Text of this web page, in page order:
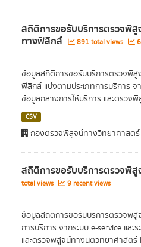
สถิติการขอรับบริการตรวจพิ
ทางฟิสิกส์ 891 total views
ข้อมูลสถิติการขอรับบริการตรวจพิสู
ฟิสิกส์ แบ่งตามประเภทการบริการ จ
ข้อมูลกลางการให้บริการ และตรวจ
CSV
กองตรวจพิสูจน์ทางวิทยาศาสตร์
สถิติการขอรับบริการตรวจพิ
total views
9 recent views
ข้อมูลสถิติการขอรับบริการตรวจพิสู
การบริการ จากระบบ e-service แล
และตรวจพิสูจน์ทางนิติวิทยาศาสตร์